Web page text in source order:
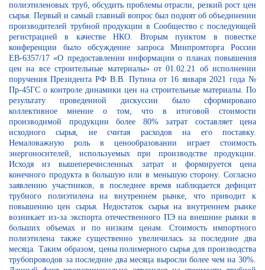
полиэтиленовых труб, обсудить проблемы отрасли, резкий рост цен
сырья. Первый и самый главный вопрос был поднят об объединении
производителей трубной продукции в Сообщество с последующей
регистрацией в качестве НКО. Вторым пунктом в повестке
конференции было обсуждение запроса Минпромторга России
ЕВ-6357/17 «О предоставлении информации о планах повышения
цен на все строительные материалы» от 01.02.21 об исполнении
поручения Президента РФ В.В. Путина от 16 января 2021 года №
Пр-45ГС о контроле динамики цен на строительные материалы. По
результату проведенной дискуссии было сформировано
коллективное мнение о том, что в итоговой стоимости
производимой продукции более 80% затрат составляет цена
исходного сырья, не считая расходов на его поставку.
Немаловажную роль в ценообразовании играет стоимость
энергоносителей, используемых при производстве продукции.
Исходя из вышеперечисленных затрат и формируется цена
конечного продукта в большую или в меньшую сторону. Согласно
заявлению участников, в последнее время наблюдается дефицит
трубного полиэтилена на внутреннем рынке, что приводит к
повышению цен сырья. Недостаток сырья на внутреннем рынке
возникает из-за экспорта отечественного ПЭ на внешние рынки в
больших объемах и по низким ценам. Стоимость импортного
полиэтилена также существенно увеличилась за последние два
месяца. Таким образом, цены полимерного сырья для производства
трубопроводов за последние два месяца выросли более чем на 30%.